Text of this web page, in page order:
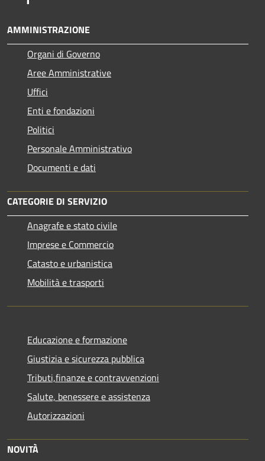
AMMINISTRAZIONE
Organi di Governo
Aree Amministrative
Uffici
Enti e fondazioni
Politici
Personale Amministrativo
Documenti e dati
CATEGORIE DI SERVIZIO
Anagrafe e stato civile
Imprese e Commercio
Catasto e urbanistica
Mobilità e trasporti
Educazione e formazione
Giustizia e sicurezza pubblica
Tributi,finanze e contravvenzioni
Salute, benessere e assistenza
Autorizzazioni
NOVITÀ